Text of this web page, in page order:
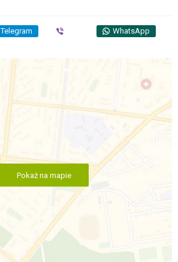
Telegram WhatsApp
Pokaż na mapie